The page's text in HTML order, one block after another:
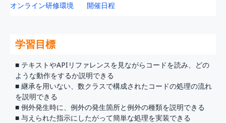
オンライン研修環境
開催日程
学習目標
■ テキストやAPIリファレンスを見ながらコードを読み、どの
ような動作をするか説明できる
■ 継承を用いない、数クラスで構成されたコードの処理の流れ
を説明できる
■ 例外発生時に、例外の発生箇所と例外の種類を説明できる
■ 与えられた指示にしたがって簡単な処理を実装できる